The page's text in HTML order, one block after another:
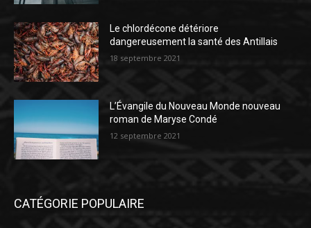
Le chlordécone détériore
dangereusement la santé des Antillais
18 septembre 2021
L’Évangile du Nouveau Monde nouveau
roman de Maryse Condé
12 septembre 2021
CATÉGORIE POPULAIRE